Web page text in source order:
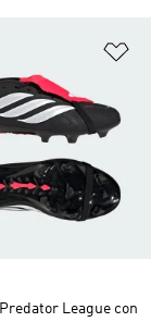
League con